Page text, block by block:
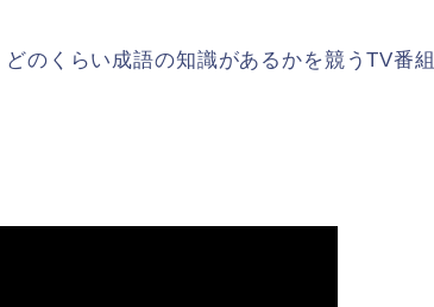
のくらい成語の知識があるかを競うTV番組